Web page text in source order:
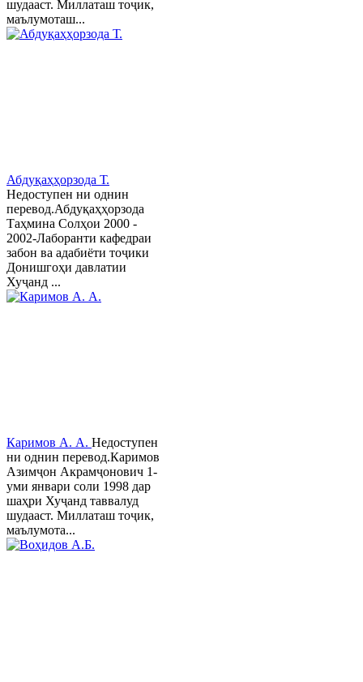
шудааст. Миллаташ тоҷик,
маълумоташ...
Абдуқаҳҳорзода Т.
Недоступен ни однин
перевод.Абдуқаҳҳорзода
Таҳмина Солҳои 2000 -
2002-Лаборанти кафедраи
забон ва адабиёти тоҷики
Донишгоҳи давлатии
Хуҷанд ...
Каримов А. А. Недоступен
ни однин перевод.Каримов
Азимҷон Акрамҷонович 1-
уми январи соли 1998 дар
шаҳри Хуҷанд таввалуд
шудааст. Миллаташ тоҷик,
маълумота...